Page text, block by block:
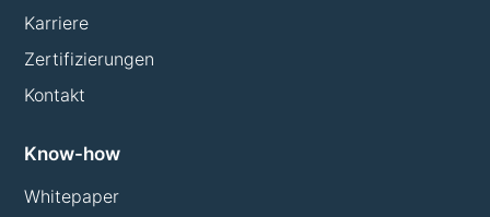
Karriere
Zertifizierungen
Kontakt
Know-how
Whitepaper